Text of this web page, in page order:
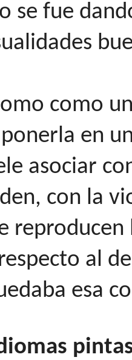
se fue
como
en
asociar
con la
al
esa